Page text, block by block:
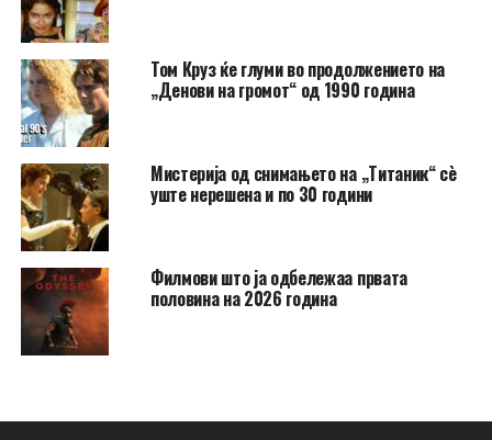
Том Круз ќе глуми во продолжението на
„Денови на громот“ од 1990 година
Мистерија од снимањето на „Титаник“ сè
уште нерешена и по 30 години
Филмови што ја одбележаа првата
половина на 2026 година